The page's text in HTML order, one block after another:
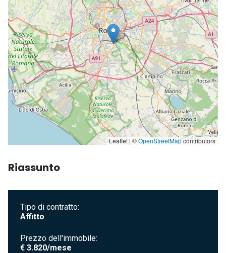
Leaflet | ©OpenStreetMapcontributors
Riassunto
Tipo di contratto
Affitto
Prezzo dell'immobile
€ 3.820/mese